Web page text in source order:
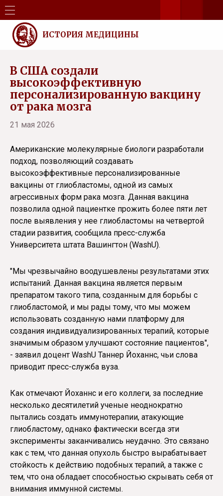
ИСТОРИЯ МЕДИЦИНЫ
В США создали
высокоэффективную
персонализированную вакцину
от рака мозга
21 мая 2026
Американские молекулярные биологи разработали
подход, позволяющий создавать
высокоэффективные персонализированные
вакцины от глиобластомы, одной из самых
агрессивных форм рака мозга. Данная вакцина
позволила одной пациентке прожить более пяти лет
после выявления у нее глиобластомы на четвертой
стадии развития, сообщила пресс-служба
Университета штата Вашингтон (WashU).
"Мы чрезвычайно воодушевлены результатами этих
испытаний. Данная вакцина является первым
препаратом такого типа, созданным для борьбы с
глиобластомой, и мы рады тому, что мы можем
использовать созданную нами платформу для
создания индивидуализированных терапий, которые
значимым образом улучшают состояние пациентов",
- заявил доцент WashU Таннер Йоханнс, чьи слова
приводит пресс-служба вуза.
Как отмечают Йоханнс и его коллеги, за последние
несколько десятилетий ученые неоднократно
пытались создать иммунотерапии, атакующие
глиобластому, однако фактически всегда эти
эксперименты заканчивались неудачно. Это связано
как с тем, что данная опухоль быстро вырабатывает
стойкость к действию подобных терапий, а также с
тем, что она обладает способностью скрывать себя от
внимания иммунной системы.